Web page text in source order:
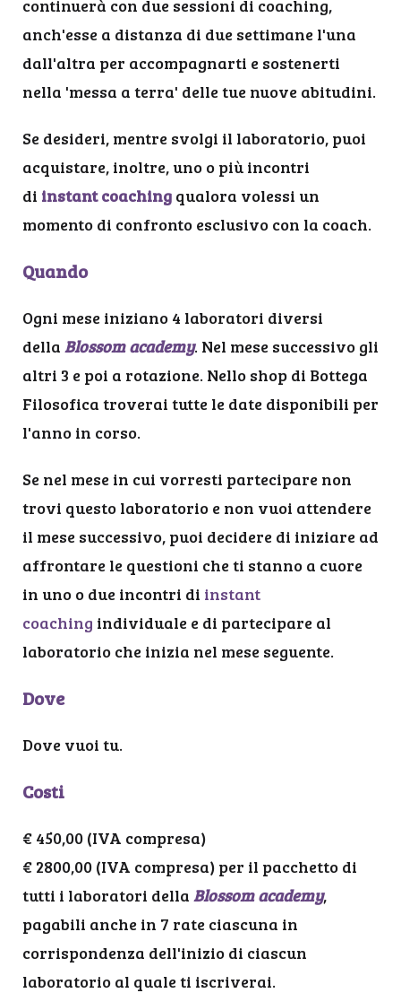
continuerà con due sessioni di coaching,
anch'esse a distanza di due settimane l'una
dall'altra per accompagnarti e sostenerti
nella 'messa a terra' delle tue nuove abitudini.
Se desideri, mentre svolgi il laboratorio, puoi
acquistare, inoltre, uno o più incontri
di instant coaching qualora volessi un
momento di confronto esclusivo con la coach.
Quando
Ogni mese iniziano 4 laboratori diversi
della Blossom academy. Nel mese successivo gli
altri 3 e poi a rotazione. Nello shop di Bottega
Filosofica troverai tutte le date disponibili per
l'anno in corso.
Se nel mese in cui vorresti partecipare non
trovi questo laboratorio e non vuoi attendere
il mese successivo, puoi decidere di iniziare ad
affrontare le questioni che ti stanno a cuore
in uno o due incontri di instant
coaching individuale e di partecipare al
laboratorio che inizia nel mese seguente.
Dove
Dove vuoi tu.
Costi
€ 450,00 (IVA compresa)
€ 2800,00 (IVA compresa) per il pacchetto di
tutti i laboratori della Blossom academy,
pagabili anche in 7 rate ciascuna in
corrispondenza dell'inizio di ciascun
laboratorio al quale ti iscriverai.